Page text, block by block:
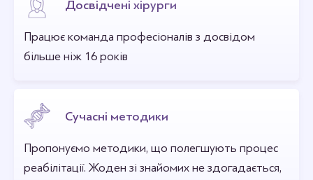
Досвідчені хірурги
Працює команда професіоналів з досвідом
більше ніж 16 років
Сучасні методики
Пропонуємо методики, що полегшують процес
реабілітації. Жоден зі знайомих не здогадається,